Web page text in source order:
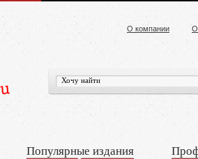
О компании
Популярные издания